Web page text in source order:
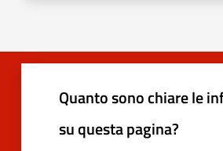
Quanto sono chiare le
su questa pagina?